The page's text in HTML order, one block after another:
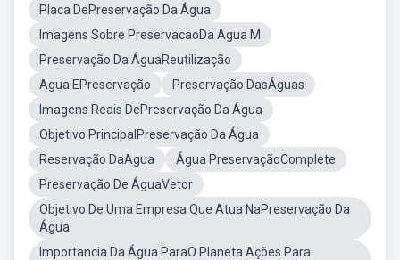
Placa DePreservação Da Água
Imagens Sobre PreservacaoDa Agua M
Preservação Da ÁguaReutilização
Agua EPreservação
Preservação DasÁguas
Imagens Reais DePreservação Da Água
Objetivo PrincipalPreservação Da Água
Reservação DaAgua
Água PreservaçãoComplete
Preservação De ÁguaVetor
Objetivo De Uma Empresa Que Atua NaPreservação Da
Água
Importancia Da Água ParaO Planeta Ações Para